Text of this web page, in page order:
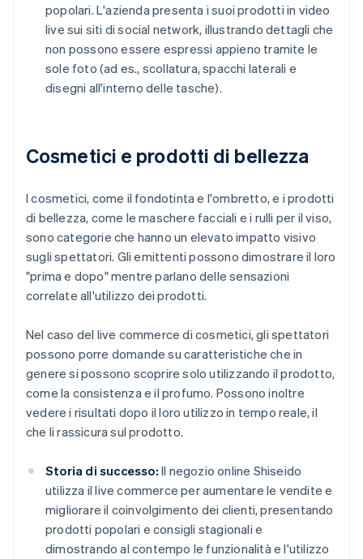
popolari. L'azienda presenta i suoi prodotti in video
live sui siti di social network, illustrando dettagli che
non possono essere espressi appieno tramite le
sole foto (ad es., scollatura, spacchi laterali e
disegni all'interno delle tasche).
Cosmetici e prodotti di bellezza
I cosmetici, come il fondotinta e l'ombretto, e i prodotti
di bellezza, come le maschere facciali e i rulli per il viso,
sono categorie che hanno un elevato impatto visivo
sugli spettatori. Gli emittenti possono dimostrare il loro
"prima e dopo" mentre parlano delle sensazioni
correlate all'utilizzo dei prodotti.
Nel caso del live commerce di cosmetici, gli spettatori
possono porre domande su caratteristiche che in
genere si possono scoprire solo utilizzando il prodotto,
come la consistenza e il profumo. Possono inoltre
vedere i risultati dopo il loro utilizzo in tempo reale, il
che li rassicura sul prodotto.
Storia di successo: Il negozio online Shiseido
utilizza il live commerce per aumentare le vendite e
migliorare il coinvolgimento dei clienti, presentando
prodotti popolari e consigli stagionali e
dimostrando al contempo le funzionalità e l'utilizzo